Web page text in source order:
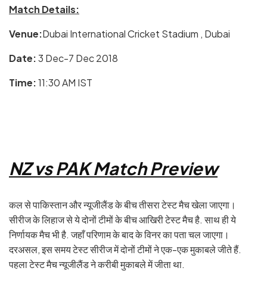
Match Details:
Venue:Dubai International Cricket Stadium , Dubai
Date:3 Dec-7 Dec 2018
Time:11:30 AM IST
NZ vs PAK Match Preview
कल से पाकिस्तान और न्यूजीलैंड के बीच तीसरा टेस्ट मैच खेला जाएगा।
सीरीज के लिहाज से ये दोनों टीमों के बीच आखिरी टेस्ट मैच है. साथ ही ये
निर्णायक मैच भी है. जहाँ परिणाम के बाद के विनर का पता चल जाएगा।
दरअसल, इस समय टेस्ट सीरीज में दोनों टीमों ने एक-एक मुकाबले जीते हैं.
पहला टेस्ट मैच न्यूजीलैंड ने करीबी मुकाबले में जीता था.